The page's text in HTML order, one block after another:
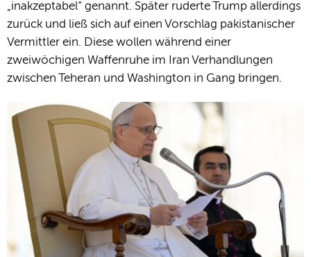
„inakzeptabel“ genannt. Später ruderte Trump allerdings
zurück und ließ sich auf einen Vorschlag pakistanischer
Vermittler ein. Diese wollen während einer
zweiwöchigen Waffenruhe im Iran Verhandlungen
zwischen Teheran und Washington in Gang bringen.